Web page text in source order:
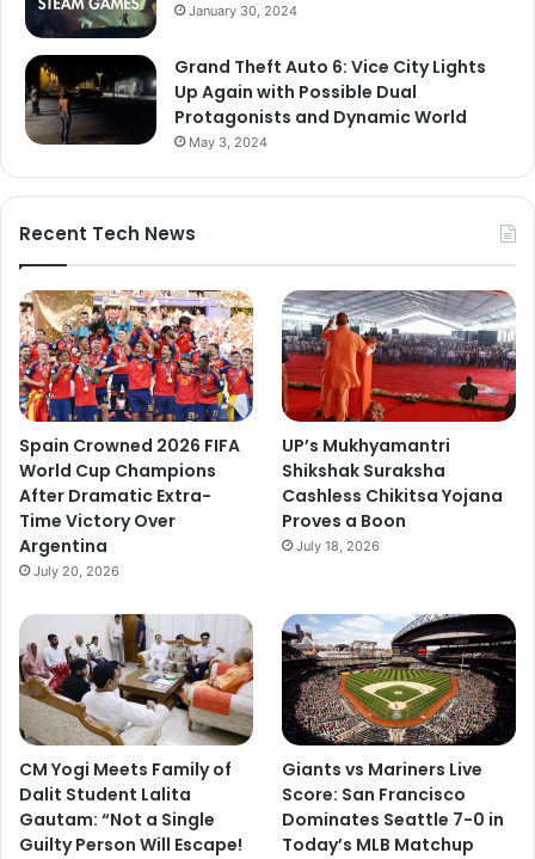
January 30, 2024
Grand Theft Auto 6: Vice City Lights
Up Again with Possible Dual
Protagonists and Dynamic World
May 3, 2024
Recent Tech News
Spain Crowned 2026 FIFA
World Cup Champions
After Dramatic Extra-
Time Victory Over
Argentina
July 20, 2026
UP’s Mukhyamantri
Shikshak Suraksha
Cashless Chikitsa Yojana
Proves a Boon
July 18, 2026
CM Yogi Meets Family of
Dalit Student Lalita
Gautam: “Not a Single
Guilty Person Will Escape!
Giants vs Mariners Live
Score: San Francisco
Dominates Seattle 7-0 in
Today’s MLB Matchup